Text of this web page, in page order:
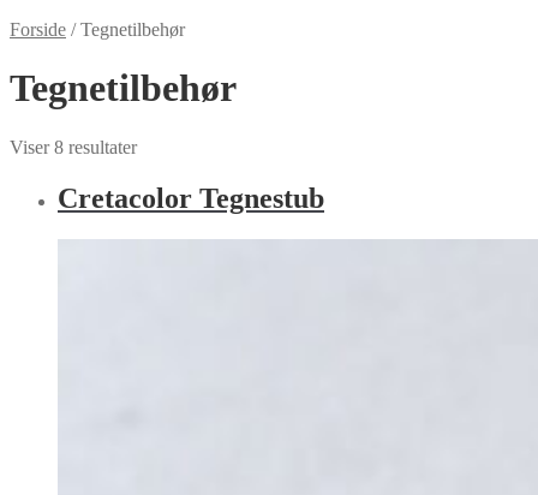
Forside /Tegnetilbehør
Tegnetilbehør
Viser 8 resultater
Cretacolor Tegnestub